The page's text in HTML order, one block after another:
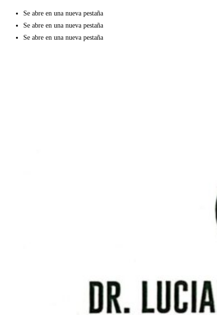
Se abre en una nueva pestaña
Se abre en una nueva pestaña
Se abre en una nueva pestaña